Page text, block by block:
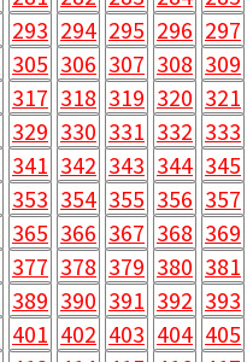
293 294 295 296 297
305 306 307 308 309
317 318 319 320 321
329 330 331 332 333
341 342 343 344 345
353 354 355 356 357
365 366 367 368 369
377 378 379 380 381
389 390 391 392 393
401 402 403 404 405